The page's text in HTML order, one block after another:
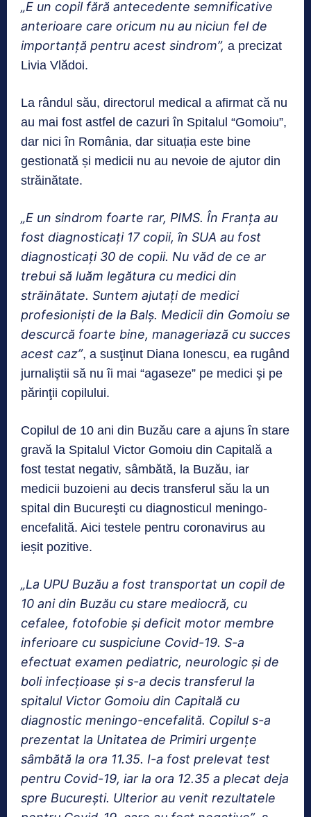
„E un copil fără antecedente semnificative
anterioare care oricum nu au niciun fel de
importanţă pentru acest sindrom”, a precizat
Livia Vlădoi.
La rândul său, directorul medical a afirmat că nu
au mai fost astfel de cazuri în Spitalul “Gomoiu”,
dar nici în România, dar situația este bine
gestionată și medicii nu au nevoie de ajutor din
străinătate.
„E un sindrom foarte rar, PIMS. În Franţa au
fost diagnosticaţi 17 copii, în SUA au fost
diagnosticaţi 30 de copii. Nu văd de ce ar
trebui să luăm legătura cu medici din
străinătate. Suntem ajutaţi de medici
profesionişti de la Balş. Medicii din Gomoiu se
descurcă foarte bine, manageriază cu succes
acest caz”, a susţinut Diana Ionescu, ea rugând
jurnaliştii să nu îi mai “agaseze” pe medici şi pe
părinţii copilului.
Copilul de 10 ani din Buzău care a ajuns în stare
gravă la Spitalul Victor Gomoiu din Capitală a
fost testat negativ, sâmbătă, la Buzău, iar
medicii buzoieni au decis transferul său la un
spital din Bucureşti cu diagnosticul meningo-
encefalită. Aici testele pentru coronavirus au
ieșit pozitive.
„La UPU Buzău a fost transportat un copil de
10 ani din Buzău cu stare mediocră, cu
cefalee, fotofobie şi deficit motor membre
inferioare cu suspiciune Covid-19. S-a
efectuat examen pediatric, neurologic şi de
boli infecţioase şi s-a decis transferul la
spitalul Victor Gomoiu din Capitală cu
diagnostic meningo-encefalită. Copilul s-a
prezentat la Unitatea de Primiri urgenţe
sâmbătă la ora 11.35. I-a fost prelevat test
pentru Covid-19, iar la ora 12.35 a plecat deja
spre Bucureşti. Ulterior au venit rezultatele